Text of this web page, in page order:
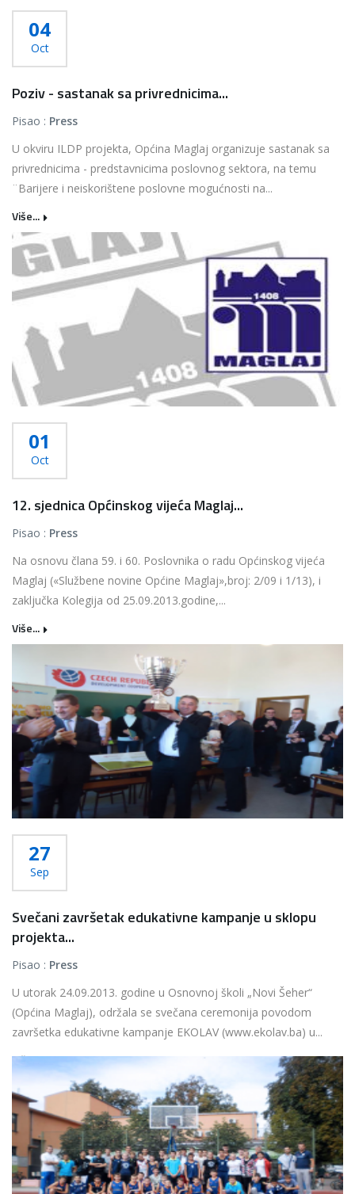
04
Oct
Poziv - sastanak sa privrednicima...
Pisao : Press
U okviru ILDP projekta, Općina Maglaj organizuje sastanak sa
privrednicima - predstavnicima poslovnog sektora, na temu
¨Barijere i neiskorištene poslovne mogućnosti na...
Više...
01
Oct
12. sjednica Općinskog vijeća Maglaj...
Pisao : Press
Na osnovu člana 59. i 60. Poslovnika o radu Općinskog vijeća
Maglaj («Službene novine Općine Maglaj»,broj: 2/09 i 1/13), i
zaključka Kolegija od 25.09.2013.godine,...
Više...
27
Sep
Svečani završetak edukativne kampanje u sklopu
projekta...
Pisao : Press
U utorak 24.09.2013. godine u Osnovnoj školi „Novi Šeher“
(Općina Maglaj), održala se svečana ceremonija povodom
završetka edukativne kampanje EKOLAV (www.ekolav.ba) u...
Više...